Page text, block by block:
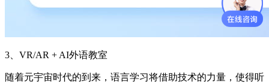
3、VR/AR + AI外语教室
随着元宇宙时代的到来，语言学习将借助技术的力量，使得听